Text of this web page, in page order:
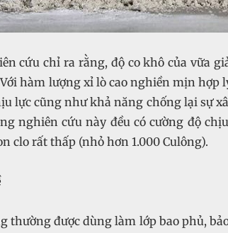
cứu chỉ ra rằng, độ co khô của vữa
hàm lượng xỉ lò cao nghiền mịn hợp
lực cũng như khả năng chống lại sự
nghiên cứu này đều có cường độ
clo rất thấp (nhỏ hơn 1.000 Culông).
thường được dùng làm lớp bao phủ,